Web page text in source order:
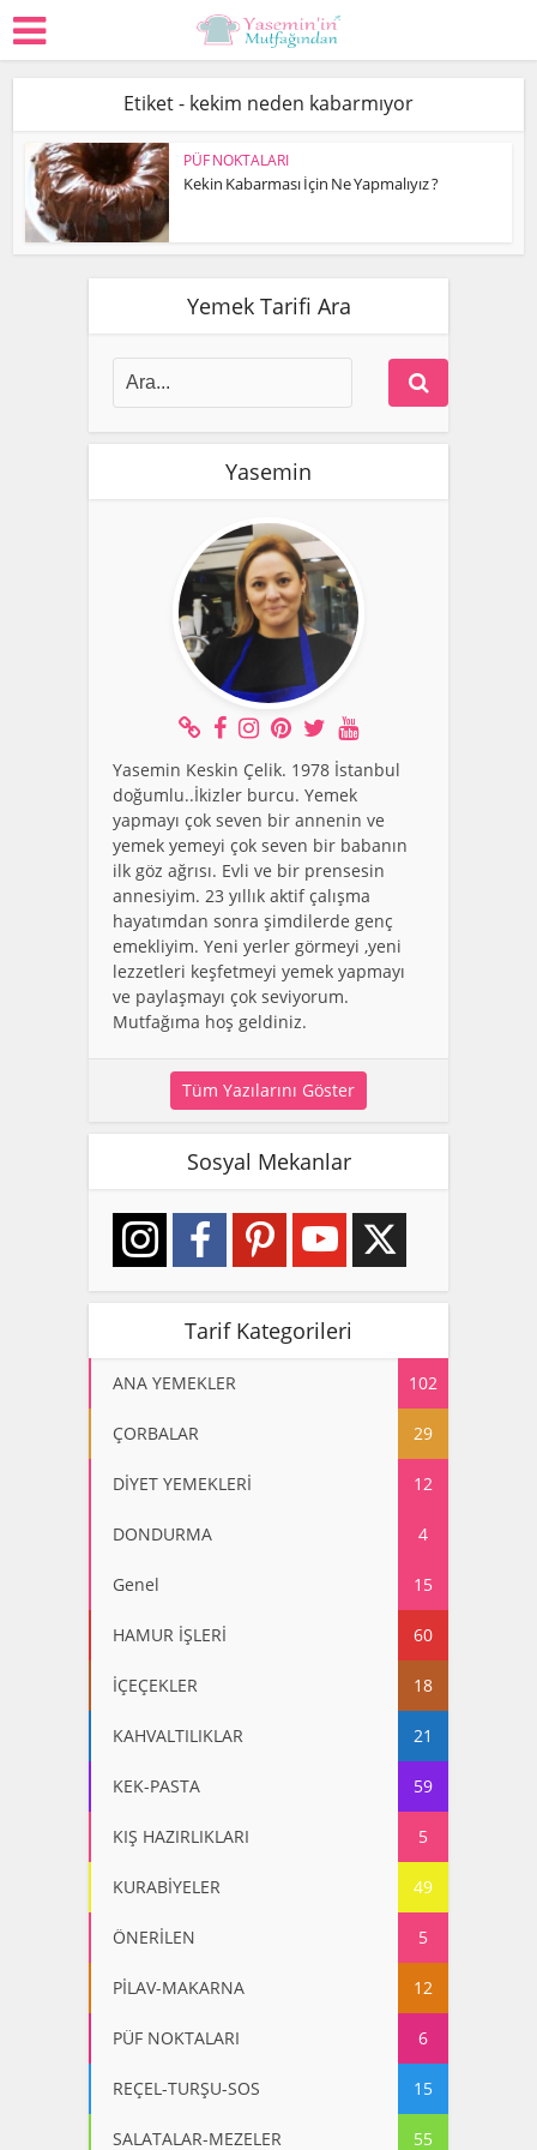
Etiket - kekim neden kabarmıyor
PÜF NOKTALARI
Kekin Kabarması İçin Ne Yapmalıyız ?
Yemek Tarifi Ara
Yasemin
Yasemin Keskin Çelik. 1978 İstanbul
doğumlu..İkizler burcu. Yemek
yapmayı çok seven bir annenin ve
yemek yemeyi çok seven bir babanın
ilk göz ağrısı. Evli ve bir prensesin
annesiyim. 23 yıllık aktif çalışma
hayatımdan sonra şimdilerde genç
emekliyim. Yeni yerler görmeyi ,yeni
lezzetleri keşfetmeyi yemek yapmayı
ve paylaşmayı çok seviyorum.
Mutfağıma hoş geldiniz.
Tüm Yazılarını Göster
Sosyal Mekanlar
Tarif Kategorileri
ANA YEMEKLER 102
ÇORBALAR 29
DİYET YEMEKLERİ 12
DONDURMA 4
Genel 15
HAMUR İŞLERİ 60
İÇEÇEKLER 18
KAHVALTILIKLAR 21
KEK-PASTA 59
KIŞ HAZIRLIKLARI 5
KURABİYELER 49
ÖNERİLEN 5
PİLAV-MAKARNA 12
PÜF NOKTALARI 6
REÇEL-TURŞU-SOS 15
SALATALAR-MEZELER 55